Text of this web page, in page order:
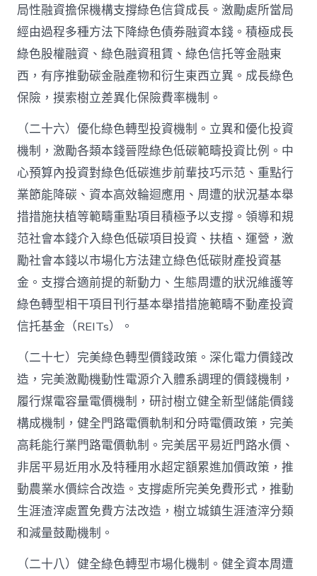
局性融資擔保機構支撐綠色信貸成長。激勵處所當局
經由過程多種方法下降綠色債券融資本錢。積極成長
綠色股權融資、綠色融資租賃、綠色信托等金融東
西，有序推動碳金融產物和衍生東西立異。成長綠色
保險，摸索樹立差異化保險費率機制。
（二十六）優化綠色轉型投資機制。立異和優化投資
機制，激勵各類本錢晉陞綠色低碳範疇投資比例。中
心預算內投資對綠色低碳進步前輩技巧示范、重點行
業節能降碳、資本高效輪迴應用、周遭的狀況基本舉
措措施扶植等範疇重點項目積極予以支撐。領導和規
范社會本錢介入綠色低碳項目投資、扶植、運營，激
勵社會本錢以市場化方法建立綠色低碳財產投資基
金。支撐合適前提的新動力、生態周遭的狀況維護等
綠色轉型相干項目刊行基本舉措措施範疇不動產投資
信托基金（REITs）。
（二十七）完美綠色轉型價錢政策。深化電力價錢改
造，完美激勵機動性電源介入體系調理的價錢機制，
履行煤電容量電價機制，研討樹立健全新型儲能價錢
構成機制，健全門路電價軌制和分時電價政策，完美
高耗能行業門路電價軌制。完美居平易近門路水價、
非居平易近用水及特種用水超定額累進加價政策，推
動農業水價綜合改造。支撐處所完美免費形式，推動
生涯渣滓處置免費方法改造，樹立城鎮生涯渣滓分類
和減量鼓勵機制。
（二十八）健全綠色轉型市場化機制。健全資本周遭